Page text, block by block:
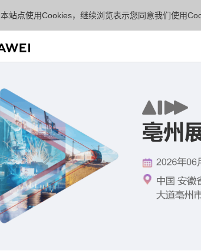
本站点使用Cookies，继续浏览表示您同意我们使用